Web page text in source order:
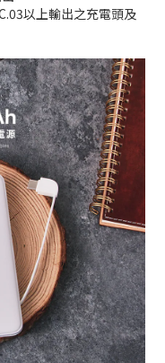
以上輸出之充電頭及